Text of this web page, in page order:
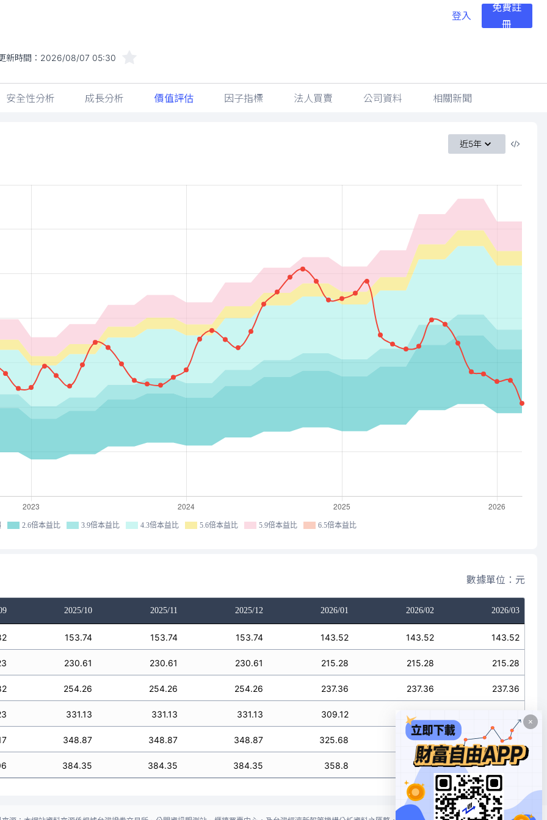
登入
免費註
冊
新時間： 2026/08/07 05:30
安全性分析 成長分析 價值評估 因子指標 法人買賣 公司資料 相關新聞
近5年
2.6倍本益比 3.9倍本益比 4.3倍本益比 5.6倍本益比 5.9倍本益比 6.5倍本益比
數據單位：元
2025/10 2025/11 2025/12 2026/01 2026/02 2026/03
153.74 153.74 153.74 143.52 143.52 143.52
230.61 230.61 230.61 215.28 215.28 215.28
254.26 254.26 254.26 237.36 237.36 237.36
331.13 331.13 331.13 309.12 309.12
348.87 348.87 348.87 325.68 325.68 325.68
384.35 384.35 384.35 358.8 358.8 358.8